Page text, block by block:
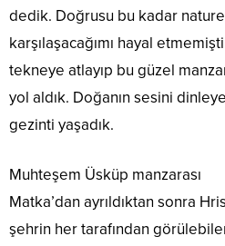
dedik. Doğrusu bu kadar
karşılaşacağımı hayal
tekneye atlayıp bu güzel
yol aldık. Doğanın sesini
gezinti yaşadık.
Muhteşem Üsküp manzarası
Matka’dan ayrıldıktan sonra
şehrin her tarafından